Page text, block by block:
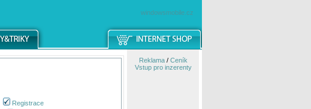
windowsmobile.cz
Registrace
Reklama/ Ceník
Vstup pro inzerenty